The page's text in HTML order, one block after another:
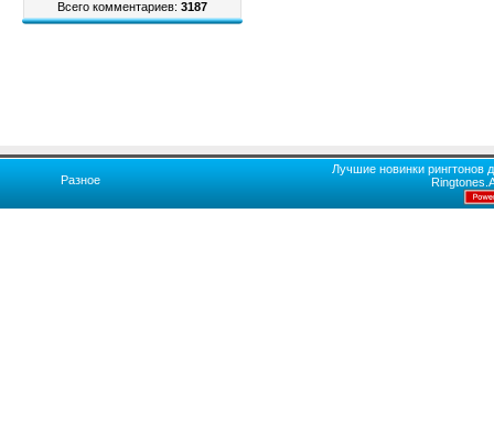
Всего комментариев: 3187
Разное
Лучшие новинки рингтонов